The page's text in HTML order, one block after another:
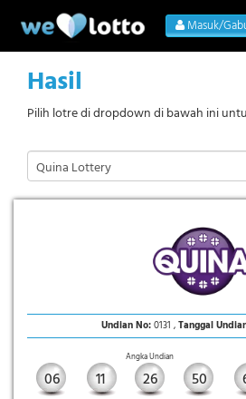
Masuk/
Hasil
Pilih lotre di dropdown di bawah ini
Undian No:0131 ,Tanggal
Angka Undian
06 11 26 50